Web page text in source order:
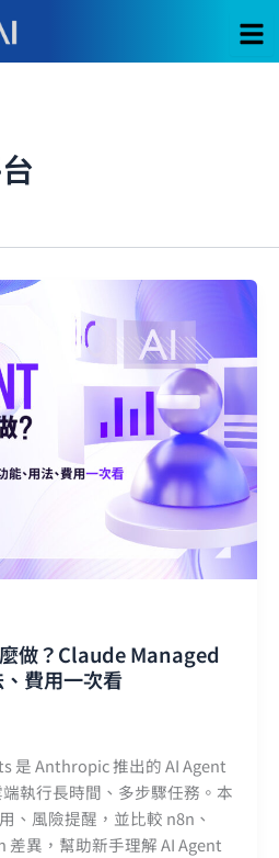
做？Claude Managed
費用一次看
是 Anthropic 推出的 AI Agent
執行長時間、多步驟任務。本
、風險提醒，並比較 n8n、
差異，幫助新手理解 AI Agent